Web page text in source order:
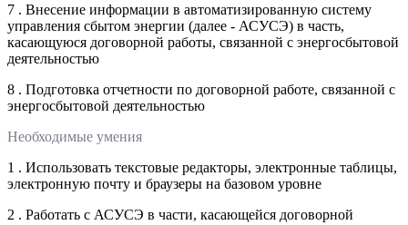
7 . Внесение информации в автоматизированную систему
управления сбытом энергии (далее - АСУСЭ) в часть,
касающуюся договорной работы, связанной с энергосбытовой
деятельностью
8 . Подготовка отчетности по договорной работе, связанной с
энергосбытовой деятельностью
Необходимые умения
1 . Использовать текстовые редакторы, электронные таблицы,
электронную почту и браузеры на базовом уровне
2 . Работать с АСУСЭ в части, касающейся договорной